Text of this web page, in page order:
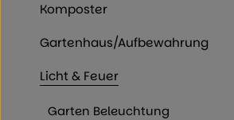
Komposter
Gartenhaus/Aufbewahrung
Licht & Feuer
Garten Beleuchtung